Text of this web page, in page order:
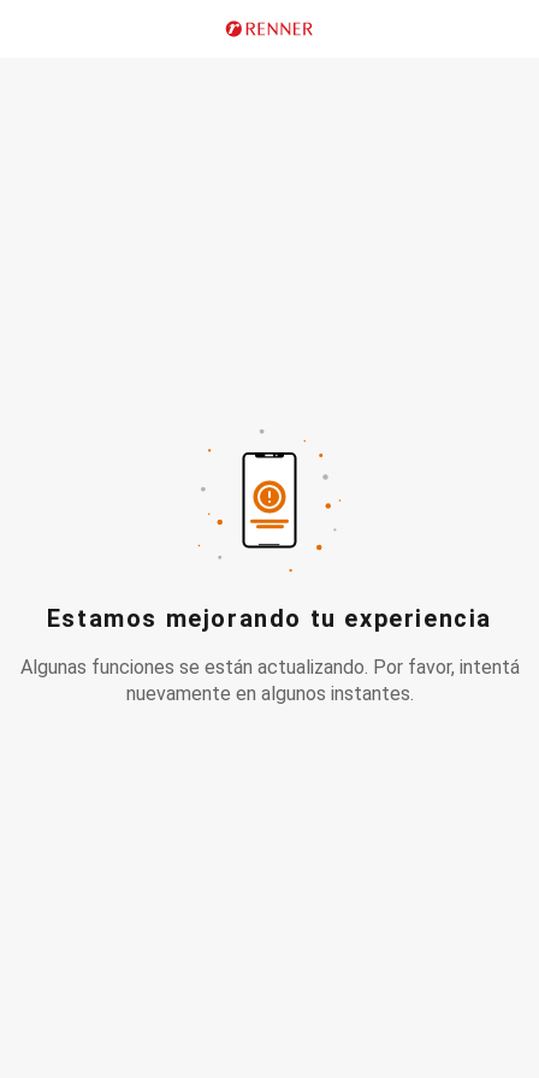
Estamos mejorando tu experiencia
Algunas funciones se están actualizando. Por favor, intentá
nuevamente en algunos instantes.